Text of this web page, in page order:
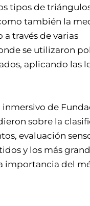
tipos de
también la
través de varias
se utilizaron
aplicando las
inmersivo de
sobre la
evaluación
y los más
importancia del